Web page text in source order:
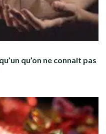
qu’on ne connait pas